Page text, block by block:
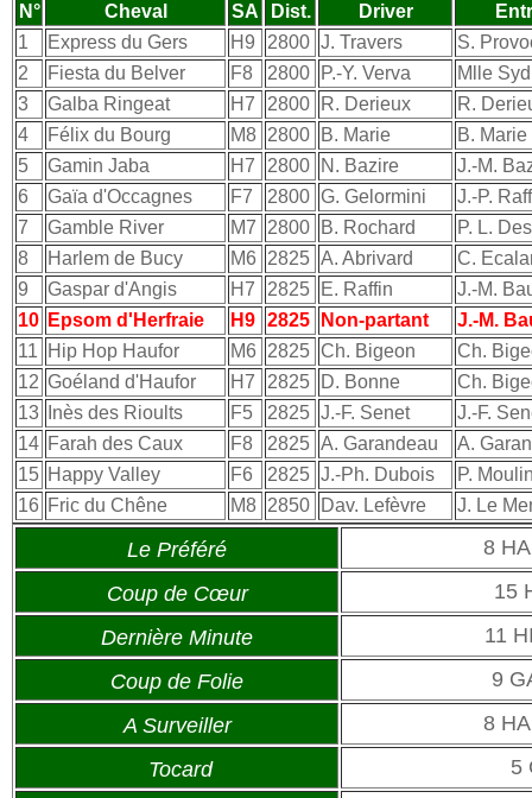
N°
Cheval SA Dist. Driver
1
Express du Gers H9 2800 J. Travers
S.
2
Fiesta du Belver F8 2800 P.-Y. Verva
Mlle
3
Galba Ringeat H7 2800 R. Derieux
R.
4
Félix du Bourg M8 2800 B. Marie
B. Marie
5
Gamin Jaba H7 2800 N. Bazire
J.-M.
6
Gaïa d'Occagnes F7 2800 G. Gelormini
J.-P.
7
Gamble River M7 2800 B. Rochard
P. L.
8
Harlem de Bucy M6 2825 A. Abrivard
C.
9
Gaspar d'Angis H7 2825 E. Raffin
J.-M.
10 Epsom d'Herfraie H9 2825 Non-partant
J.-M.
11
Hip Hop Haufor M6 2825 Ch. Bigeon
Ch.
12 Goéland d'Haufor H7 2825 D. Bonne
Ch.
13
Inès des Rioults F5 2825 J.-F. Senet
J.-F.
14 Farah des Caux F8 2825 A. Garandeau
A.
15 Happy Valley F6 2825 J.-Ph. Dubois
P.
16 Fric du Chêne M8 2850 Dav. Lefèvre J. Le
Le Préféré
8
Coup de Cœur
15
Dernière Minute
11
Coup de Folie
9
A Surveiller
8
Tocard
5